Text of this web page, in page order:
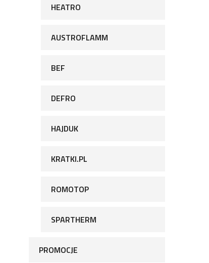
HEATRO
AUSTROFLAMM
BEF
DEFRO
HAJDUK
KRATKI.PL
ROMOTOP
SPARTHERM
PROMOCJE